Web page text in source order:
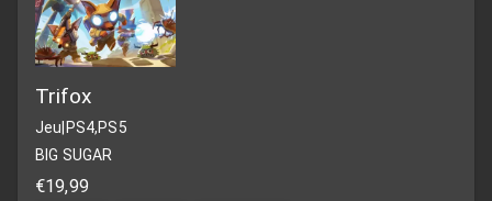
Trifox
Jeu PS4,PS5
BIG SUGAR
€19,99